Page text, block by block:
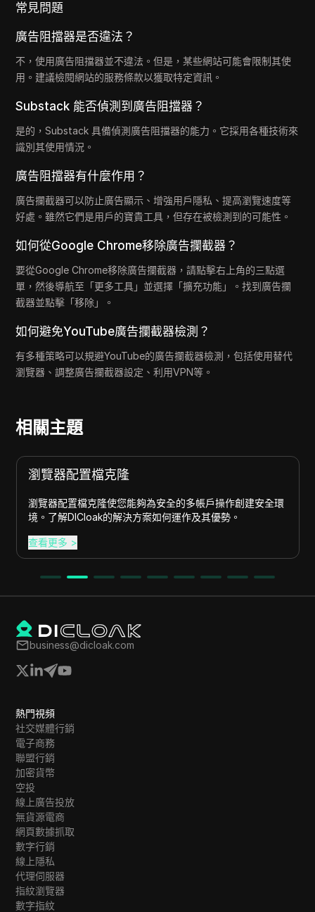
常見問題
廣告阻擋器是否違法？
不，使用廣告阻擋器並不違法。但是，某些網站可能會限制其使
用。建議檢閱網站的服務條款以獲取特定資訊。
Substack 能否偵測到廣告阻擋器？
是的，Substack 具備偵測廣告阻擋器的能力。它採用各種技術來
識別其使用情況。
廣告阻擋器有什麼作用？
廣告攔截器可以防止廣告顯示、增強用戶隱私、提高瀏覽速度等
好處。雖然它們是用戶的寶貴工具，但存在被檢測到的可能性。
如何從Google Chrome移除廣告攔截器？
要從Google Chrome移除廣告攔截器，請點擊右上角的三點選
單，然後導航至「更多工具」並選擇「擴充功能」。找到廣告攔
截器並點擊「移除」。
如何避免YouTube廣告攔截器檢測？
有多種策略可以規避YouTube的廣告攔截器檢測，包括使用替代
瀏覽器、調整廣告攔截器設定、利用VPN等。
相關主題
瀏覽器配置檔克隆
瀏覽器配置檔克隆使您能夠為安全的多帳戶操作創建安全環
境。了解DICloak的解決方案如何運作及其優勢。
查看更多 >
business@dicloak.com
熱門視頻
社交媒體行銷
電子商務
聯盟行銷
加密貨幣
空投
線上廣告投放
無貨源電商
網頁數據抓取
數字行銷
線上隱私
代理伺服器
指紋瀏覽器
數字指紋